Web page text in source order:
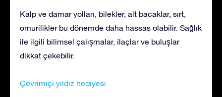
Kalp ve damar yolları, bilekler, alt bacaklar, sırt,
omurilikler bu dönemde daha hassas olabilir. Sağlık
ile ilgili bilimsel çalışmalar, ilaçlar ve buluşlar
dikkat çekebilir.
Çevrimiçi yıldız hediyesi